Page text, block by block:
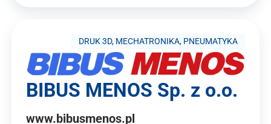
DRUK 3D, MECHATRONIKA, PNEUMATYKA
BIBUS MENOS Sp. z o.o.
www.bibusmenos.pl